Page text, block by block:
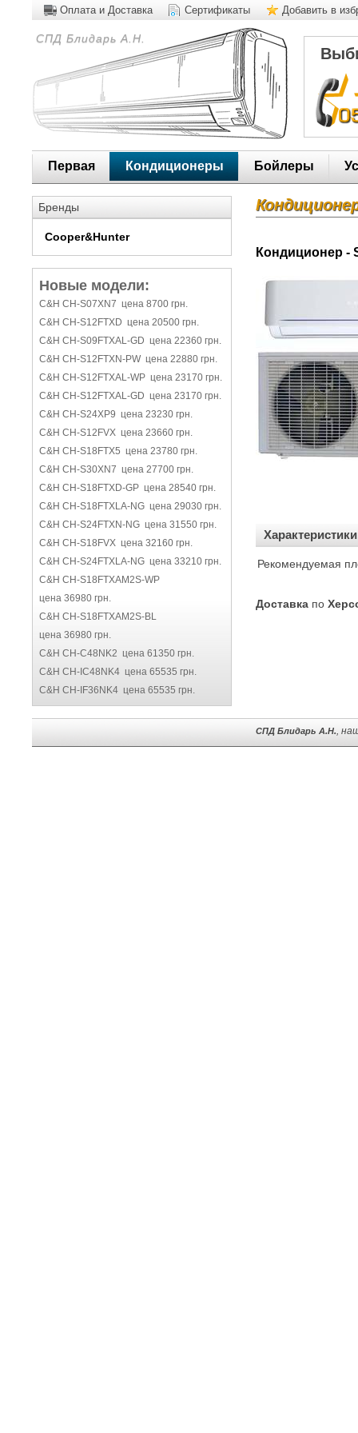
Оплата и Доставка Сертификаты Добавить в
СПД Блидарь А.Н.
Первая Кондиционеры Бойлеры
Бренды
Cooper&Hunter
Новые модели:
C&H CH-S07XN7 цена 8700 грн.
C&H CH-S12FTXD цена 20500 грн.
C&H CH-S09FTXAL-GD цена 22360 грн.
C&H CH-S12FTXN-PW цена 22880 грн.
C&H CH-S12FTXAL-WP цена 23170 грн.
C&H CH-S12FTXAL-GD цена 23170 грн.
C&H CH-S24XP9 цена 23230 грн.
C&H CH-S12FVX цена 23660 грн.
C&H CH-S18FTX5 цена 23780 грн.
C&H CH-S30XN7 цена 27700 грн.
C&H CH-S18FTXD-GP цена 28540 грн.
C&H CH-S18FTXLA-NG цена 29030 грн.
C&H CH-S24FTXN-NG цена 31550 грн.
C&H CH-S18FVX цена 32160 грн.
C&H CH-S24FTXLA-NG цена 33210 грн.
C&H CH-S18FTXAM2S-WP
цена 36980 грн.
C&H CH-S18FTXAM2S-BL
цена 36980 грн.
C&H CH-C48NK2 цена 61350 грн.
C&H CH-IC48NK4 цена 65535 грн.
C&H CH-IF36NK4 цена 65535 грн.
Кондиционер -
Характеристики
Рекомендуемая
Доставка по
СПД Блидарь А.Н.,